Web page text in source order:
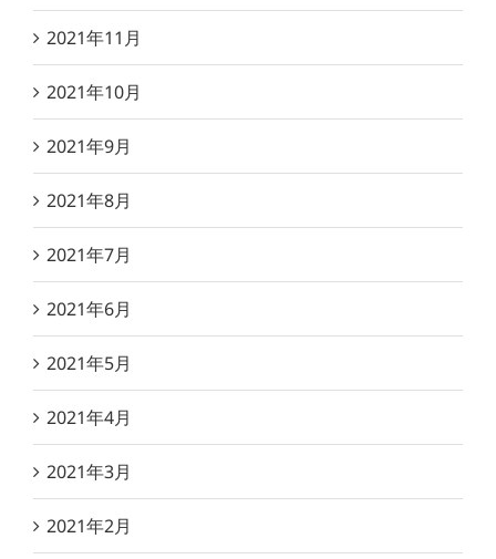
2021年11月
2021年10月
2021年9月
2021年8月
2021年7月
2021年6月
2021年5月
2021年4月
2021年3月
2021年2月